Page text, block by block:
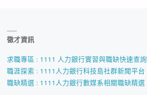
初
鹿
徵才資訊
求職專區 : 1111 人力銀行實習與職缺快速查
職涯探索 : 1111人力銀行科技島社群新聞平台
職缺精選 : 1111人力銀行數媒系相關職缺精選